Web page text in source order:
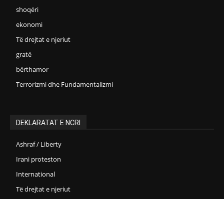
shoqëri
ekonomi
Të drejtat e njeriut
gratë
bërthamor
Terrorizmi dhe Fundamentalizmi
DEKLARATAT E NCRI
Ashraf / Liberty
Irani proteston
International
Të drejtat e njeriut